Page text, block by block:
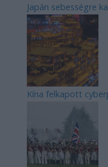
Japán sebességre
Kína felkapott